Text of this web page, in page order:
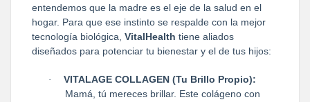
entendemos que la madre es el eje de la salud en el
hogar. Para que ese instinto se respalde con la mejor
tecnología biológica, VitalHealth tiene aliados
diseñados para potenciar tu bienestar y el de tus hijos:
·
VITALAGE COLLAGEN (Tu Brillo Propio):
Mamá, tú mereces brillar. Este colágeno con